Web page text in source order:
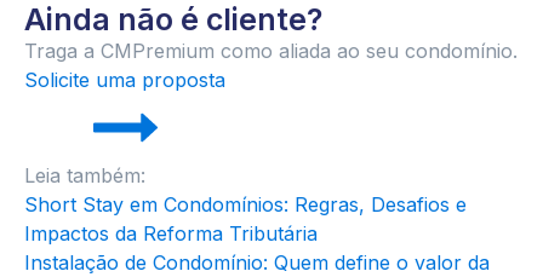
Ainda não é cliente?
Traga a CMPremium como aliada ao seu condomínio.
Solicite uma proposta
Leia também:
Short Stay em Condomínios: Regras, Desafios e
Impactos da Reforma Tributária
Instalação de Condomínio: Quem define o valor da